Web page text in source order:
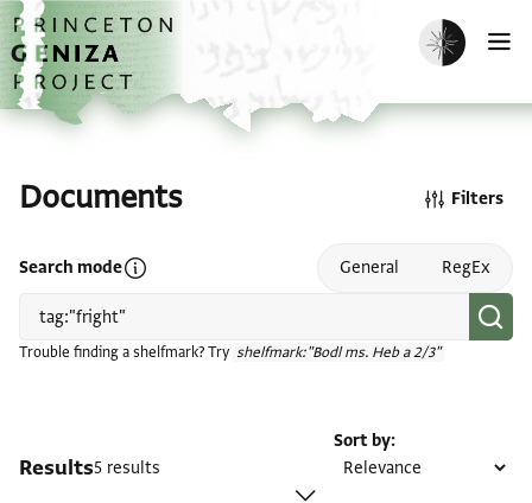
Skip to main content
home
Enable dark
Documents
Search modeOpen search mode help General RegEx
Trouble finding a shelfmark? Try shelfmark:"Bodl ms. Heb a 2/3"
Filters
Results5 results
Sort by